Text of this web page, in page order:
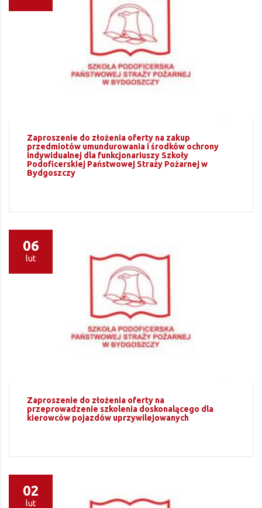
Zaproszenie do złożenia oferty na zakup
przedmiotów umundurowania i środków ochrony
indywidualnej dla funkcjonariuszy Szkoły
Podoficerskiej Państwowej Straży Pożarnej w
Bydgoszczy
06
lut
Zaproszenie do złożenia oferty na
przeprowadzenie szkolenia doskonalącego dla
kierowców pojazdów uprzywilejowanych
02
lut